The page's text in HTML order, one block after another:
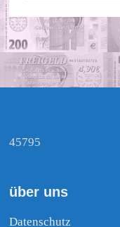
45795
über uns
Datenschutz